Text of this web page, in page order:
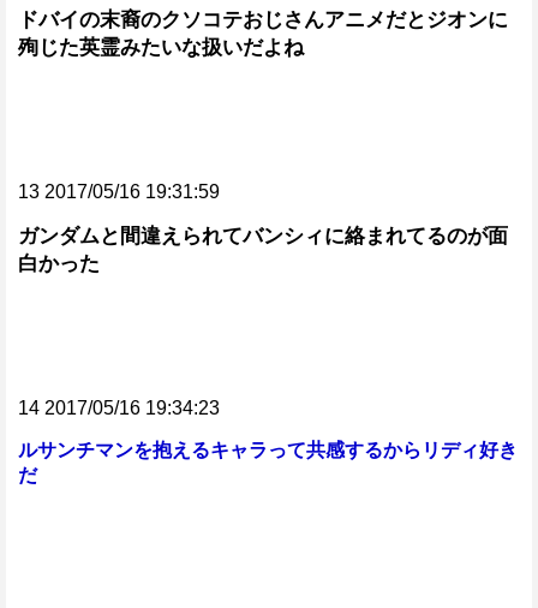
ドバイの末裔のクソコテおじさんアニメだとジオンに
殉じた英霊みたいな扱いだよね
13 2017/05/16 19:31:59
ガンダムと間違えられてバンシィに絡まれてるのが面
白かった
14 2017/05/16 19:34:23
ルサンチマンを抱えるキャラって共感するからリディ好き
だ